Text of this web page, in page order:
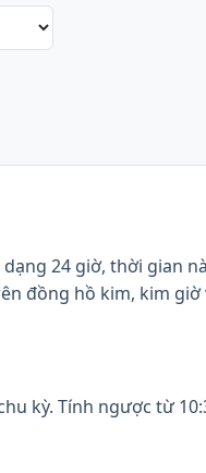
24 giờ, thời gian
đồng hồ kim, kim
kỳ. Tính ngược từ